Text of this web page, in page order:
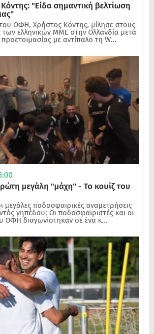
Κόντης: "Είδα σημαντική βελτίωση
ΟΦΗ, Χρήστος Κόντης, μίλησε στους
των ελληνικών ΜΜΕ στην Ολλανδία μετά
προετοιμασίας με αντίπαλο τη W...
μεγάλη "μάχη" - Το κουίζ του
μεγάλες ποδοσφαιρικές αναμετρήσεις
γηπέδου; Οι ποδοσφαιριστές και οι
ΟΦΗ διαγωνίστηκαν σε ένα κ...